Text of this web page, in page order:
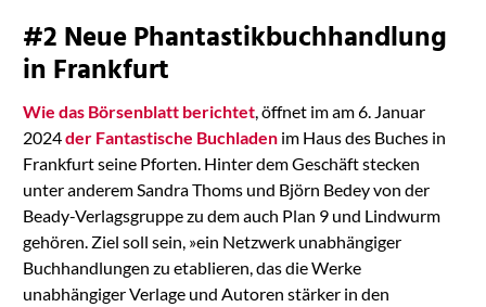
#2 Neue Phantastikbuchhandlung
in Frankfurt
Wie das Börsenblatt berichtet, öffnet im am 6. Januar
2024der Fantastische Buchladenim Haus des Buches in
Frankfurt seine Pforten. Hinter dem Geschäft stecken
unter anderem Sandra Thoms und Björn Bedey von der
Beady-Verlagsgruppe zu dem auch Plan 9 und Lindwurm
gehören. Ziel soll sein, »ein Netzwerk unabhängiger
Buchhandlungen zu etablieren, das die Werke
unabhängiger Verlage und Autoren stärker in den